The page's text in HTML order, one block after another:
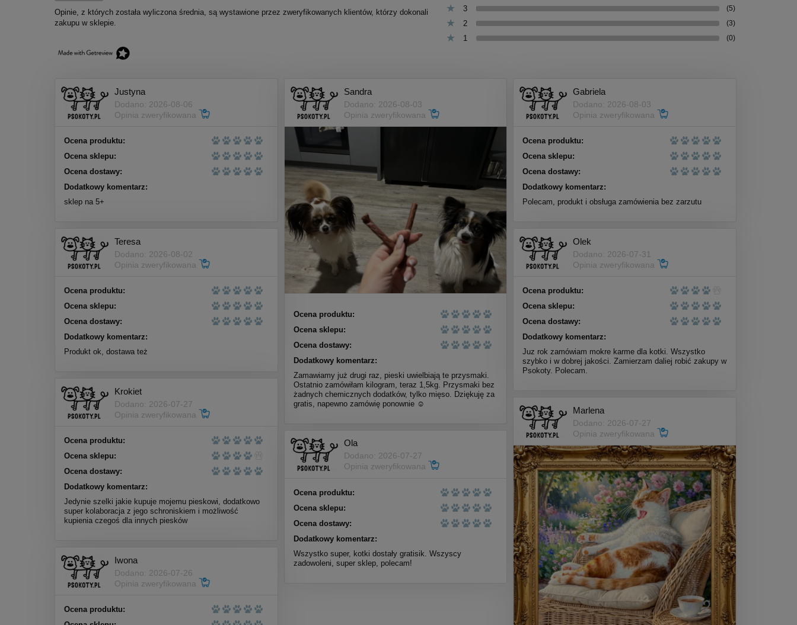
Nekko Przysmak Krążki
dorsza owinięte kaczką 500g
35,50 zł
do koszyka
Inaba Ciao Cat Stew kurczak
tuńczyk 40g
4,50 zł
Najniższa cena:
do koszyka
Nekko Przysmak dla psów
Opinie, z których została wyliczona średnia, są wystawione przez zweryfikowanych klientów, którzy dokonali
zakupu w sklepie.
3 (5)
2 (3)
1 (0)
Justyna
Dodano: 2026-08-06
Opinia zweryfikowana
Ocena produktu:
Ocena sklepu:
Ocena dostawy:
Dodatkowy komentarz:
sklep na 5+
Sandra
Dodano: 2026-08-03
Opinia zweryfikowana
Ocena produktu:
Ocena sklepu:
Ocena dostawy:
Dodatkowy komentarz:
Zamawiamy już drugi raz, pieski uwielbiają te przysmaki.
Ostatnio zamówiłam kilogram, teraz 1,5kg. Przysmaki bez
żadnych chemicznych dodatków, tylko mięso. Dziękuję za
gratis, napewno zamówię ponownie ☺️
Gabriela
Dodano: 2026-08-03
Opinia zweryfikowana
Ocena produktu:
Ocena sklepu:
Ocena dostawy:
Dodatkowy komentarz:
Polecam, produkt i obsługa zamówienia bez zarzutu
Teresa
Dodano: 2026-08-02
Opinia zweryfikowana
Ocena produktu:
Ocena sklepu:
Ocena dostawy:
Dodatkowy komentarz:
Produkt ok, dostawa też
Olek
Dodano: 2026-07-31
Opinia zweryfikowana
Ocena produktu:
Ocena sklepu:
Ocena dostawy:
Dodatkowy komentarz:
Juz rok zamówiam mokre karme dla kotki. Wszystko
szybko i w dobrej jakości. Zamierzam daliej robić zakupy w
Psokoty. Polecam.
Krokiet
Dodano: 2026-07-27
Opinia zweryfikowana
Ocena produktu:
Ocena sklepu:
Ocena dostawy:
Dodatkowy komentarz:
Jedynie szelki jakie kupuje mojemu pieskowi, dodatkowo
super kolaboracja z jego schroniskiem i możliwość
kupienia czegoś dla innych piesków
Marlena
Dodano: 2026-07-27
Opinia zweryfikowana
Ola
Dodano: 2026-07-27
Opinia zweryfikowana
Ocena produktu:
Ocena sklepu:
Ocena dostawy:
Dodatkowy komentarz:
Wszystko super, kotki dostały gratisik. Wszyscy
zadowoleni, super sklep, polecam!
Iwona
Dodano: 2026-07-26
Opinia zweryfikowana
Ocena produktu: